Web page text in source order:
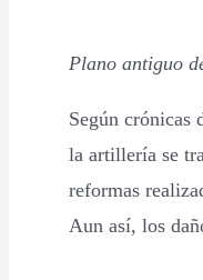
Plano antiguo
Según crónicas
la artillería se
reformas
Aun así, los